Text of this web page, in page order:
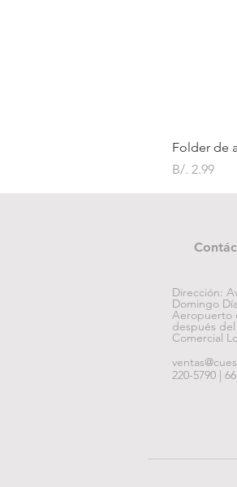
Folder de
Precio
B/. 2.99
Dirección:
Domingo
Aeropuerto
después
Comercial
220-5790 |